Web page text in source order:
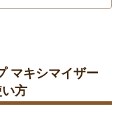
マキシマイザー
方